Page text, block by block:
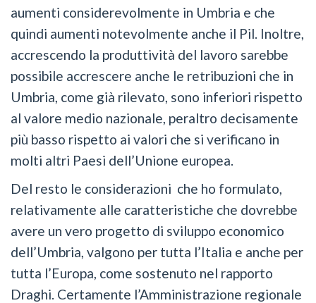
aumenti considerevolmente in Umbria e che
quindi aumenti notevolmente anche il Pil. Inoltre,
accrescendo la produttività del lavoro sarebbe
possibile accrescere anche le retribuzioni che in
Umbria, come già rilevato, sono inferiori rispetto
al valore medio nazionale, peraltro decisamente
più basso rispetto ai valori che si verificano in
molti altri Paesi dell’Unione europea.
Del resto le considerazioni che ho formulato,
relativamente alle caratteristiche che dovrebbe
avere un vero progetto di sviluppo economico
dell’Umbria, valgono per tutta l’Italia e anche per
tutta l’Europa, come sostenuto nel rapporto
Draghi. Certamente l’Amministrazione regionale